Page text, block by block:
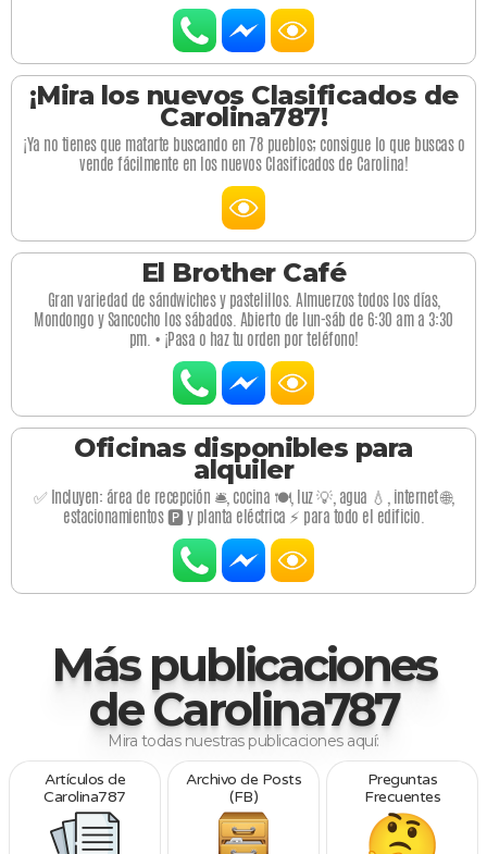
¡Mira los nuevos Clasificados de
Carolina787!
¡Ya no tienes que matarte buscando en 78 pueblos; consigue lo que buscas o
vende fácilmente en los nuevos Clasificados de Carolina!
El Brother Café
Gran variedad de sándwiches y pastelillos. Almuerzos todos los días,
Mondongo y Sancocho los sábados. Abierto de lun-sáb de 6:30 am a 3:30
pm. • ¡Pasa o haz tu orden por teléfono!
Oficinas disponibles para
alquiler
✅ Incluyen: área de recepción 🛎️, cocina 🍽️, luz 💡, agua 💧, internet 🌐,
estacionamientos 🅿️ y planta eléctrica ⚡ para todo el edificio.
Más publicaciones
de Carolina787
Mira todas nuestras publicaciones aquí:
Artículos de
Carolina787
Archivo de Posts
(FB)
Preguntas
Frecuentes